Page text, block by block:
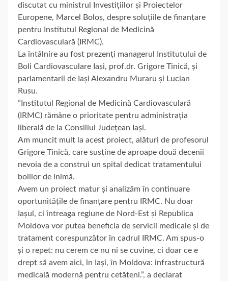
discutat cu ministrul Investițiilor și Proiectelor
Europene, Marcel Boloș, despre soluțiile de finanțare
pentru Institutul Regional de Medicină
Cardiovasculară (IRMC).
La întâlnire au fost prezenți managerul Institutului de
Boli Cardiovasculare Iași, prof.dr. Grigore Tinică, și
parlamentarii de Iași Alexandru Muraru și Lucian
Rusu.
”Institutul Regional de Medicină Cardiovasculară
(IRMC) rămâne o prioritate pentru administrația
liberală de la Consiliul
Județean Iași.
Am muncit mult la acest proiect, alături de profesorul
Grigore Tinică, care susține de aproape două decenii
nevoia de a construi un spital dedicat tratamentului
bolilor de inimă.
Avem un proiect matur și analizăm în continuare
oportunitățile de finanțare pentru IRMC. Nu doar
Iașul, ci întreaga regiune de Nord-Est și Republica
Moldova vor putea beneficia de servicii medicale și de
tratament corespunzător în cadrul IRMC. Am spus-o
și o repet: nu cerem ce nu ni se cuvine, ci doar ce e
drept să avem aici, în Iași, în Moldova: infrastructură
medicală modernă pentru cetățeni.”, a declarat